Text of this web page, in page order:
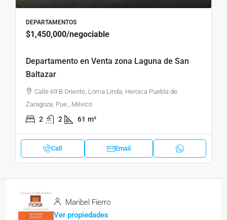
DEPARTAMENTOS
$1,450,000/negociable
Departamento en Venta zona Laguna de San
Baltazar
Calle 69 B Oriente, Loma Linda, Heroica Puebla de
Zaragoza, Pue., México
2 2 61 m²
Call Email
Maribel Fierro
Ver propiedades